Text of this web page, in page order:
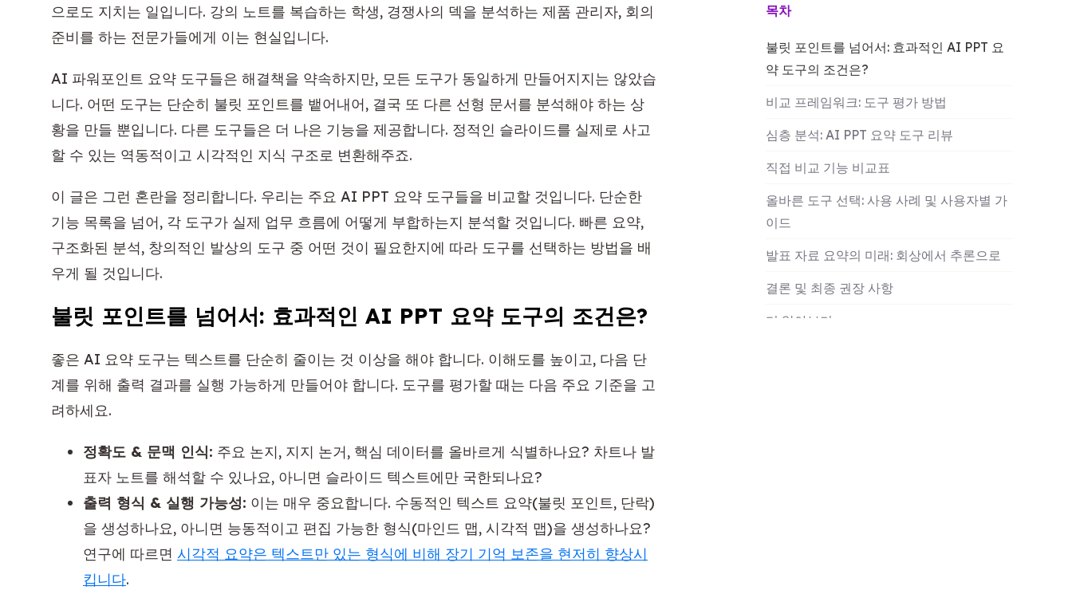
으로도 지치는 일입니다. 강의 노트를 복습하는 학생, 경쟁사의 덱을 분석하는 제품 관리자, 회의
준비를 하는 전문가들에게 이는 현실입니다.
AI 파워포인트 요약 도구들은 해결책을 약속하지만, 모든 도구가 동일하게 만들어지지는 않았습
니다. 어떤 도구는 단순히 불릿 포인트를 뱉어내어, 결국 또 다른 선형 문서를 분석해야 하는 상
황을 만들 뿐입니다. 다른 도구들은 더 나은 기능을 제공합니다. 정적인 슬라이드를 실제로 사고
할 수 있는 역동적이고 시각적인 지식 구조로 변환해주죠.
이 글은 그런 혼란을 정리합니다. 우리는 주요 AI PPT 요약 도구들을 비교할 것입니다. 단순한
기능 목록을 넘어, 각 도구가 실제 업무 흐름에 어떻게 부합하는지 분석할 것입니다. 빠른 요약,
구조화된 분석, 창의적인 발상의 도구 중 어떤 것이 필요한지에 따라 도구를 선택하는 방법을 배
우게 될 것입니다.
불릿 포인트를 넘어서: 효과적인 AI PPT 요약 도구의 조건은?
좋은 AI 요약 도구는 텍스트를 단순히 줄이는 것 이상을 해야 합니다. 이해도를 높이고, 다음 단
계를 위해 출력 결과를 실행 가능하게 만들어야 합니다. 도구를 평가할 때는 다음 주요 기준을 고
려하세요.
정확도 & 문맥 인식: 주요 논지, 지지 논거, 핵심 데이터를 올바르게 식별하나요? 차트나 발
표자 노트를 해석할 수 있나요, 아니면 슬라이드 텍스트에만 국한되나요?
출력 형식 & 실행 가능성: 이는 매우 중요합니다. 수동적인 텍스트 요약(불릿 포인트, 단락)
을 생성하나요, 아니면 능동적이고 편집 가능한 형식(마인드 맵, 시각적 맵)을 생성하나요?
연구에 따르면 시각적 요약은 텍스트만 있는 형식에 비해 장기 기억 보존을 현저히 향상시
킵니다.
목차
불릿 포인트를 넘어서: 효과적인 AI PPT 요
약 도구의 조건은?
비교 프레임워크: 도구 평가 방법
심층 분석: AI PPT 요약 도구 리뷰
직접 비교 기능 비교표
올바른 도구 선택: 사용 사례 및 사용자별 가
이드
발표 자료 요약의 미래: 회상에서 추론으로
결론 및 최종 권장 사항
더 알아보기